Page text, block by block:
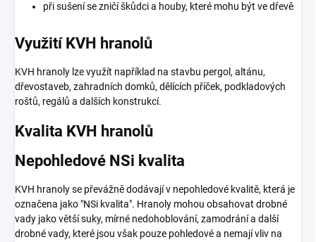
při sušení se zničí škůdci a houby, které mohu být ve dřevě
Využití KVH hranolů
KVH hranoly lze využít například na stavbu pergol, altánu,
dřevostaveb, zahradních domků, dělících příček, podkladových
roštů, regálů a dalších konstrukcí.
Kvalita KVH hranolů
Nepohledové NSi kvalita
KVH hranoly se převážně dodávají v nepohledové kvalitě, která je
označena jako "NSi kvalita". Hranoly mohou obsahovat drobné
vady jako větší suky, mírné nedohoblování, zamodrání a další
drobné vady, které jsou však pouze pohledové a nemají vliv na